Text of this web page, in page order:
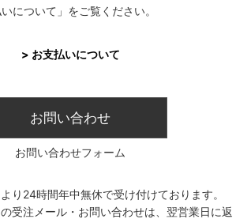
について」をご覧ください。
> お支払いについて
お問い合わせ
お問い合わせフォーム
り24時間年中無休で受け付けております。
受注メール・お問い合わせは、翌営業日に返